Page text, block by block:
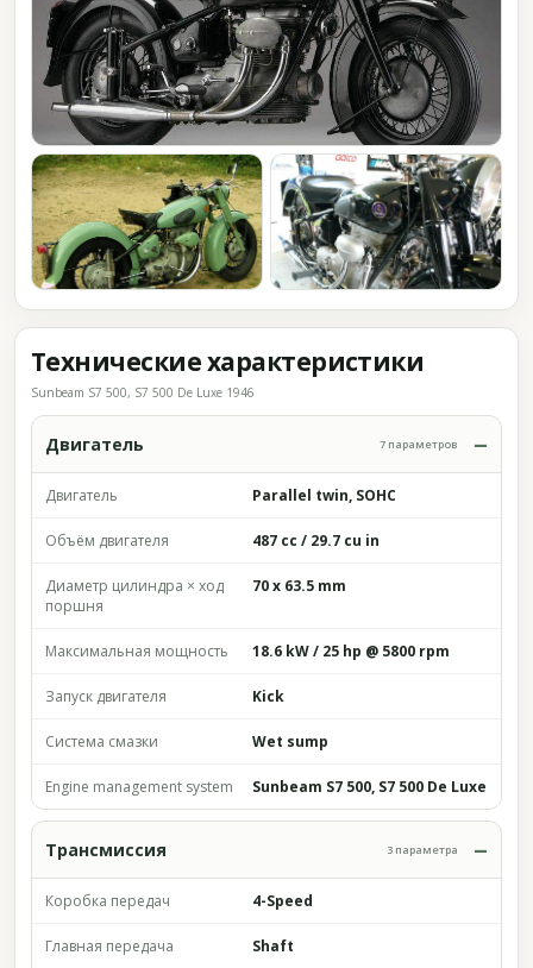
Технические характеристики
Sunbeam S7 500, S7 500 De Luxe 1946
Двигатель 7 параметров
Двигатель Parallel twin, SOHC
Объём двигателя 487 cc / 29.7 cu in
Диаметр цилиндра × ход
поршня
70 x 63.5 mm
Максимальная мощность 18.6 kW / 25 hp @ 5800 rpm
Запуск двигателя Kick
Система смазки Wet sump
Engine management system Sunbeam S7 500, S7 500 De Luxe
Трансмиссия 3 параметра
Коробка передач 4-Speed
Главная передача Shaft